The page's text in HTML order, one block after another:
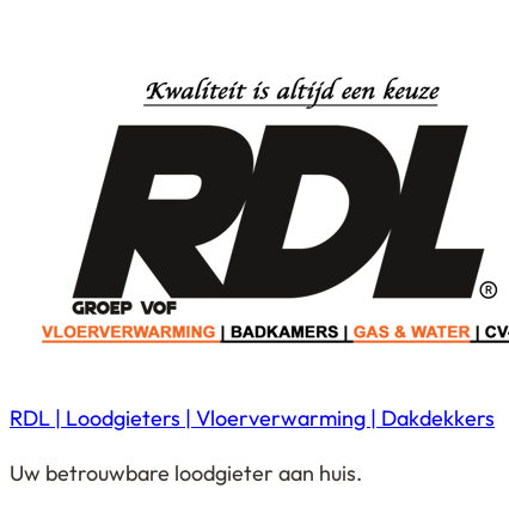
RDL | Loodgieters | Vloerverwarming | Dakdekkers
Uw betrouwbare loodgieter aan huis.